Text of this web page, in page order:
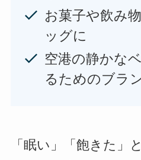
お菓子や飲み
ッグに
空港の静かな
るためのブラ
「眠い」「飽きた」